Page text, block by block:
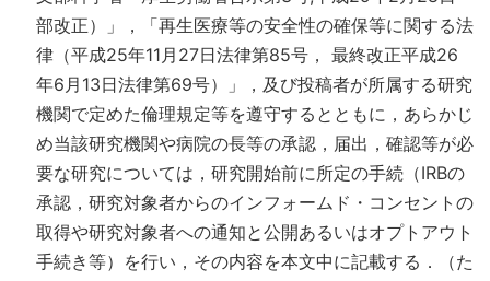
部改正）」，「再生医療等の安全性の確保等に関する法
律（平成25年11月27日法律第85号， 最終改正平成26
年6月13日法律第69号）」，及び投稿者が所属する研究
機関で定めた倫理規定等を遵守するとともに，あらかじ
め当該研究機関や病院の長等の承認，届出，確認等が必
要な研究については，研究開始前に所定の手続（IRBの
承認，研究対象者からのインフォームド・コンセントの
取得や研究対象者への通知と公開あるいはオプトアウト
手続き等）を行い，その内容を本文中に記載する．（た